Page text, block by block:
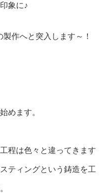
象に♪
作へと突入します～！
めます。
程は色々と違ってきます
ティングという鋳造を工